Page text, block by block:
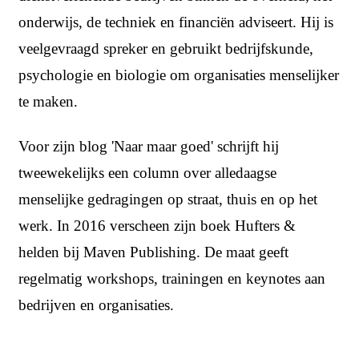
onderwijs, de techniek en financiën adviseert. Hij is
veelgevraagd spreker en gebruikt bedrijfskunde,
psychologie en biologie om organisaties menselijker
te maken.
Voor zijn blog 'Naar maar goed' schrijft hij
tweewekelijks een column over alledaagse
menselijke gedragingen op straat, thuis en op het
werk. In 2016 verscheen zijn boek Hufters &
helden bij Maven Publishing. De maat geeft
regelmatig workshops, trainingen en keynotes aan
bedrijven en organisaties.